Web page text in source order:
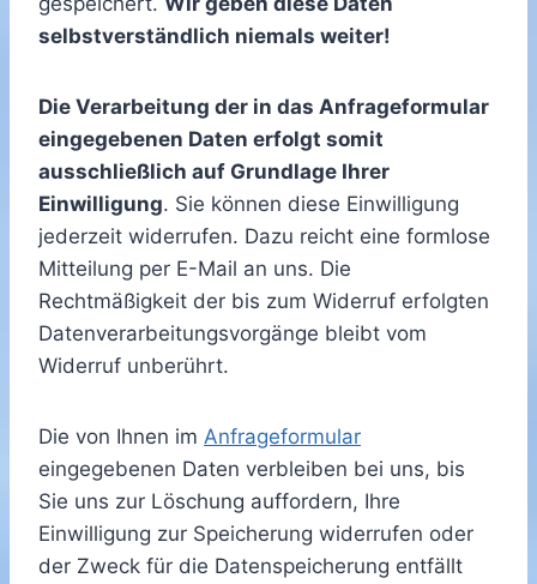
selbstverständlich niemals weiter!
Die Verarbeitung der in das Anfrageformular
eingegebenen Daten erfolgt somit
ausschließlich auf Grundlage Ihrer
Einwilligung. Sie können diese Einwilligung
jederzeit widerrufen. Dazu reicht eine formlose
Mitteilung per E-Mail an uns. Die
Rechtmäßigkeit der bis zum Widerruf erfolgten
Datenverarbeitungsvorgänge bleibt vom
Widerruf unberührt.
Die von Ihnen im Anfrageformular
eingegebenen Daten verbleiben bei uns, bis
Sie uns zur Löschung auffordern, Ihre
Einwilligung zur Speicherung widerrufen oder
der Zweck für die Datenspeicherung entfällt